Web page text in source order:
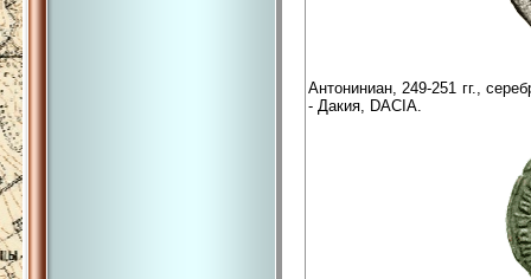
Антониниан, 249-251 гг.,
- Дакия, DACIA.